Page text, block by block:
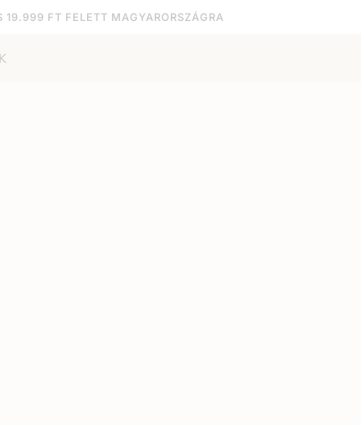
19.999 FT FELETT MAGYARORSZÁGRA